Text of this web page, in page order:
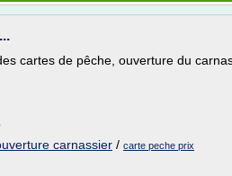
cartes de pêche, ouverture du
carnassier / carte peche prix